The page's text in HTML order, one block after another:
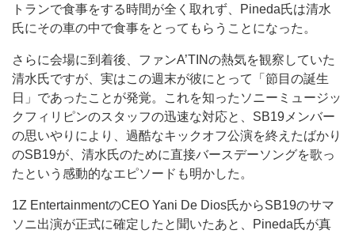
トランで食事をする時間が全く取れず、Pineda氏は清水
氏にその車の中で食事をとってもらうことになった。
さらに会場に到着後、ファンA’TINの熱気を観察していた
清水氏ですが、実はこの週末が彼にとって「節目の誕生
日」であったことが発覚。これを知ったソニーミュージッ
クフィリピンのスタッフの迅速な対応と、SB19メンバー
の思いやりにより、過酷なキックオフ公演を終えたばかり
のSB19が、清水氏のために直接バースデーソングを歌っ
たという感動的なエピソードも明かした。
1Z EntertainmentのCEO Yani De Dios氏からSB19のサマ
ソニ出演が正式に確定したと聞いたあと、Pineda氏が真